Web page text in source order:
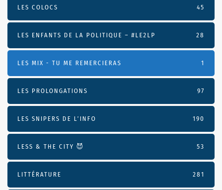
LES COLOCS 45
LES ENFANTS DE LA POLITIQUE – #LE2LP 28
LES MIX - TU ME REMERCIERAS 1
LES PROLONGATIONS 97
LES SNIPERS DE L’INFO 190
LESS & THE CITY 😈 53
LITTÉRATURE 281